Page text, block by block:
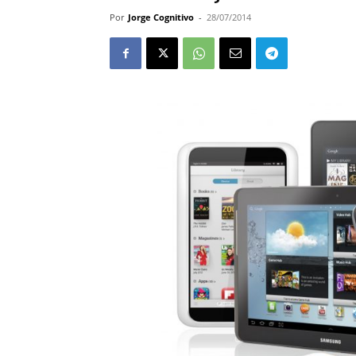
Por Jorge Cognitivo - 28/07/2014